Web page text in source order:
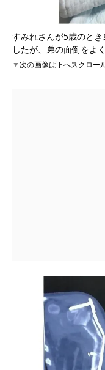
すみれさんが5歳のと
したが、弟の面倒をよ
▼次の画像は下へスクロー